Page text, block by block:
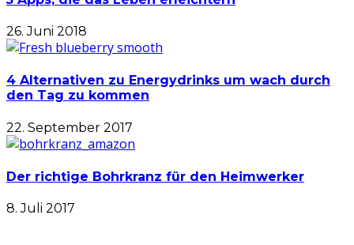
26. Juni 2018
4 Alternativen zu Energydrinks um wach durch
den Tag zu kommen
22. September 2017
Der richtige Bohrkranz für den Heimwerker
8. Juli 2017